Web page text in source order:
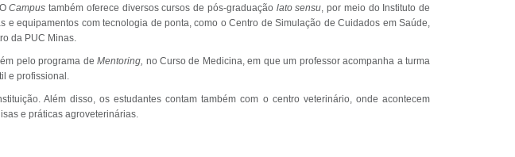
Campus também oferece diversos cursos de pós-graduação lato sensu, por meio do Instituto de
equipamentos com tecnologia de ponta, como o Centro de Simulação de Cuidados em Saúde,
da PUC Minas.
pelo programa deMentoring, no Curso de Medicina, em que um professor acompanha a turma
e profissional.
Além disso, os estudantes contam também com o centro veterinário, onde acontecem
e práticas agroveterinárias.